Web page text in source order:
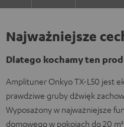
Najważniejsze
Dlatego kochamy ten
Amplituner Onkyo TX-L50 jest
prawdziwe gruby dźwięk
Wyposażony w najważniejsze
domowego w pokojach do 20